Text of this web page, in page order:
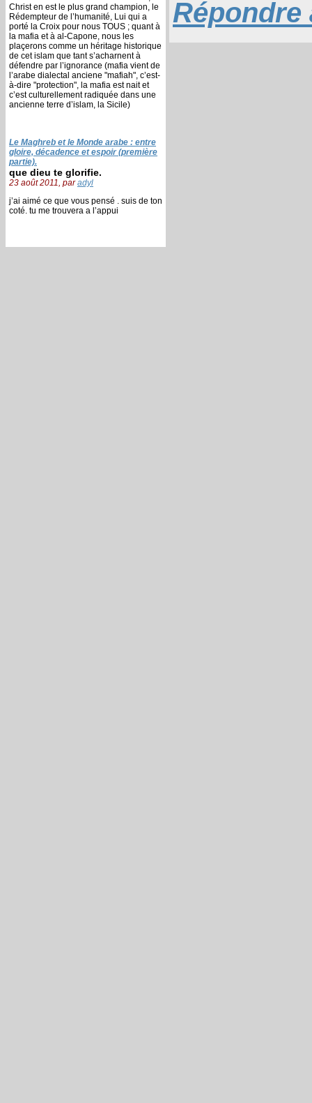
Christ en est le plus grand champion, le
Rédempteur de l’humanité, Lui qui a
porté la Croix pour nous TOUS ; quant à
la mafia et à al-Capone, nous les
plaçerons comme un héritage historique
de cet islam que tant s’acharnent à
défendre par l’ignorance (mafia vient de
l’arabe dialectal anciene "mafiah", c’est-
à-dire "protection", la mafia est nait et
c’est culturellement radiquée dans une
ancienne terre d’islam, la Sicile)
Le Maghreb et le Monde arabe : entre
gloire, décadence et espoir (première
partie).
que dieu te glorifie.
23 août 2011, paradyl
j’ai aimé ce que vous pensé . suis de ton
coté. tu me trouvera a l’appui
Répondre